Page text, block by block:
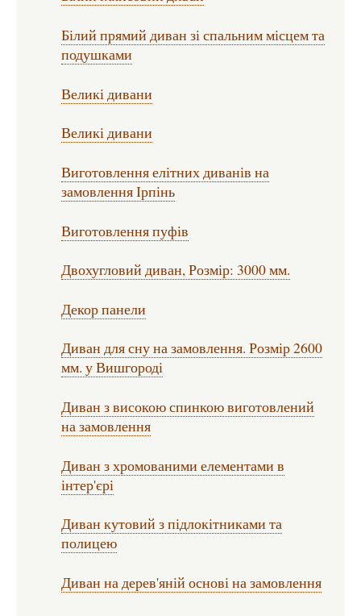
Білий прямий диван зі спальним місцем та
подушками
Великі дивани
Великі дивани
Виготовлення елітних диванів на
замовлення Ірпінь
Виготовлення пуфів
Двохугловий диван, Розмір: 3000 мм.
Декор панели
Диван для сну на замовлення. Розмір 2600
мм. у Вишгороді
Диван з високою спинкою виготовлений
на замовлення
Диван з хромованими елементами в
інтер'єрі
Диван кутовий з підлокітниками та
полицею
Диван на дерев'яній основі на замовлення